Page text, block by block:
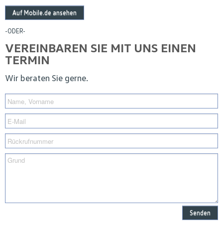
Auf Mobile.de ansehen
-ODER-
VEREINBAREN SIE MIT UNS EINEN
TERMIN
Wir beraten Sie gerne.
Senden